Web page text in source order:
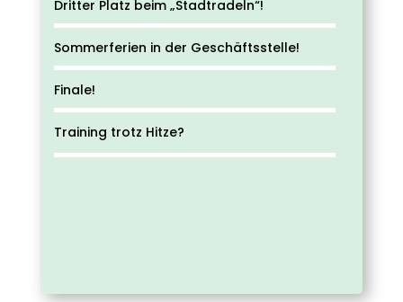
Dritter Platz beim „Stadtradeln“!
Sommerferien in der Geschäftsstelle!
Finale!
Training trotz Hitze?